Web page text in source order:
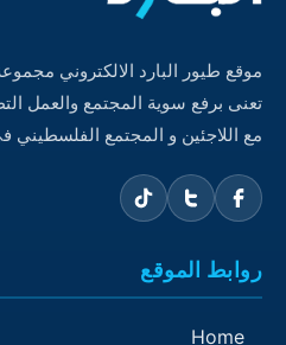
موقع طيور البارد الالكتروني
تعنى برفع سوية المجتمع والعمل
مع اللاجئين و المجتمع الفلسطيني
روابط الموقع
Home